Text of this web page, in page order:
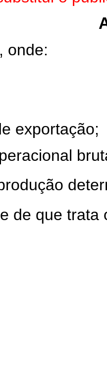
, onde:
exportação;
de que trata